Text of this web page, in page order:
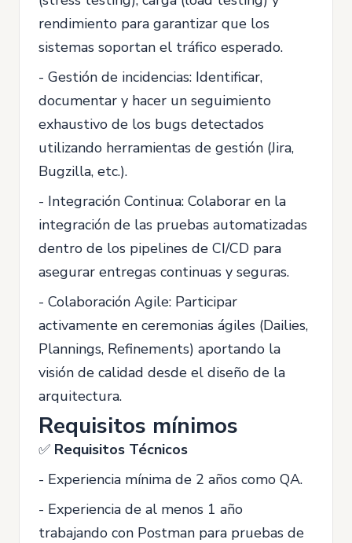
rendimiento para garantizar que los
sistemas soportan el tráfico esperado.
- Gestión de incidencias: Identificar,
documentar y hacer un seguimiento
exhaustivo de los bugs detectados
utilizando herramientas de gestión (Jira,
Bugzilla, etc.).
- Integración Continua: Colaborar en la
integración de las pruebas automatizadas
dentro de los pipelines de CI/CD para
asegurar entregas continuas y seguras.
- Colaboración Agile: Participar
activamente en ceremonias ágiles (Dailies,
Plannings, Refinements) aportando la
visión de calidad desde el diseño de la
arquitectura.
Requisitos mínimos
✅ Requisitos Técnicos
- Experiencia mínima de 2 años como QA.
- Experiencia de al menos 1 año
trabajando con Postman para pruebas de